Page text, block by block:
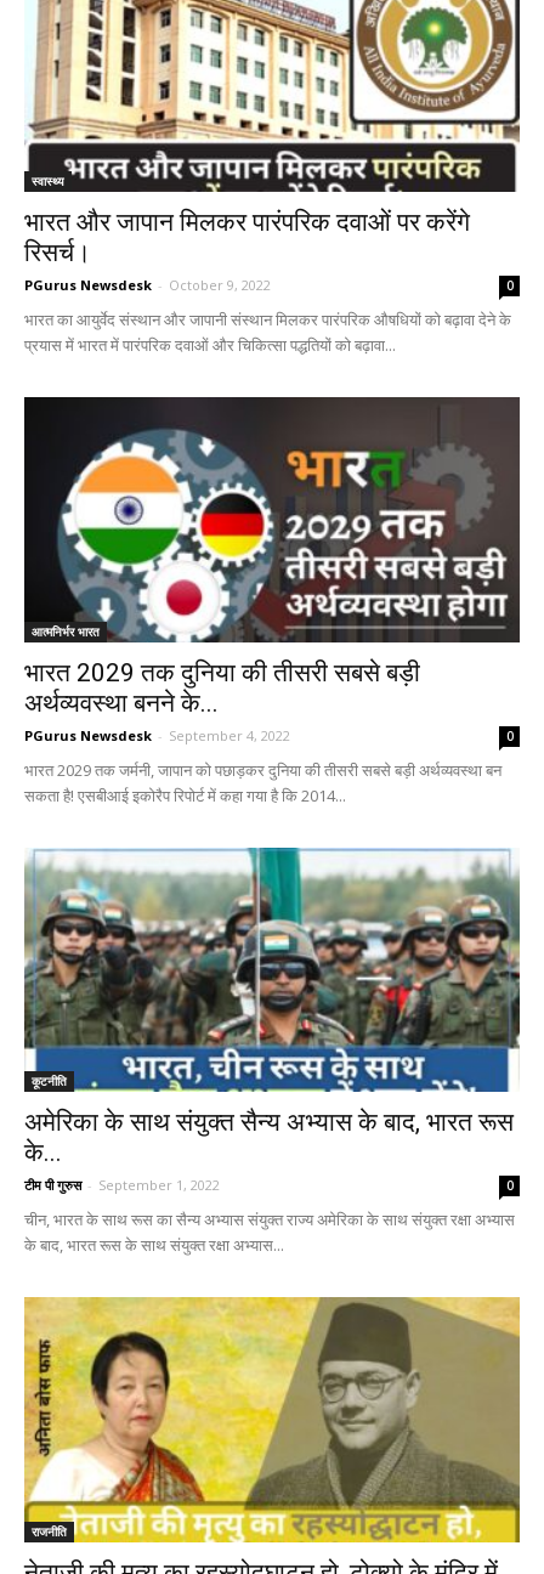
स्वास्थ्य
भारत और जापान मिलकर पारंपरिक दवाओं पर करेंगे
रिसर्च।
PGurus Newsdesk - October 9, 2022 0
भारत का आयुर्वेद संस्थान और जापानी संस्थान मिलकर पारंपरिक औषधियों को बढ़ावा देने के
प्रयास में भारत में पारंपरिक दवाओं और चिकित्‍सा पद्धतियों को बढ़ावा...
आत्मनिर्भर भारत
भारत 2029 तक दुनिया की तीसरी सबसे बड़ी
अर्थव्यवस्था बनने के...
PGurus Newsdesk - September 4, 2022 0
भारत 2029 तक जर्मनी, जापान को पछाड़कर दुनिया की तीसरी सबसे बड़ी अर्थव्यवस्था बन
सकता है! एसबीआई इकोरैप रिपोर्ट में कहा गया है कि 2014...
कूटनीति
अमेरिका के साथ संयुक्त सैन्य अभ्यास के बाद, भारत रूस
के...
टीम पी गुरुस - September 1, 2022 0
चीन, भारत के साथ रूस का सैन्य अभ्यास संयुक्त राज्य अमेरिका के साथ संयुक्त रक्षा अभ्यास
के बाद, भारत रूस के साथ संयुक्त रक्षा अभ्यास...
राजनीति